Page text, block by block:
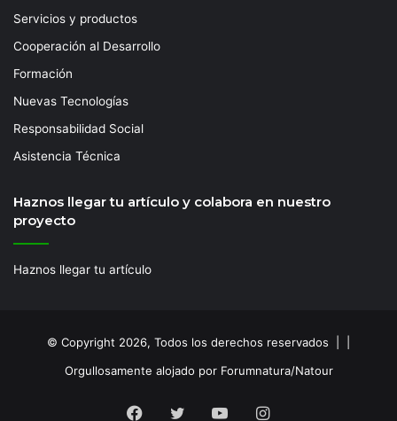
Servicios y productos
Cooperación al Desarrollo
Formación
Nuevas Tecnologías
Responsabilidad Social
Asistencia Técnica
Haznos llegar tu artículo y colabora en nuestro
proyecto
Haznos llegar tu artículo
© Copyright 2026, Todos los derechos reservados | |
Orgullosamente alojado por Forumnatura/Natour
Facebook
TwitterYouTubeInstagram